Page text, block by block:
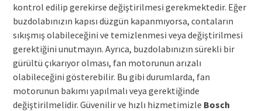
kontrol edilip gerekirse değiştirilmesi gerekmektedir. Eğer
buzdolabınızın kapısı düzgün kapanmıyorsa, contaların
sıkışmış olabileceğini ve temizlenmesi veya değiştirilmesi
gerektiğini unutmayın. Ayrıca, buzdolabınızın sürekli bir
gürültü çıkarıyor olması, fan motorunun arızalı
olabileceğini gösterebilir. Bu gibi durumlarda, fan
motorunun bakımı yapılmalı veya gerektiğinde
değiştirilmelidir. Güvenilir ve hızlı hizmetimizle Bosch